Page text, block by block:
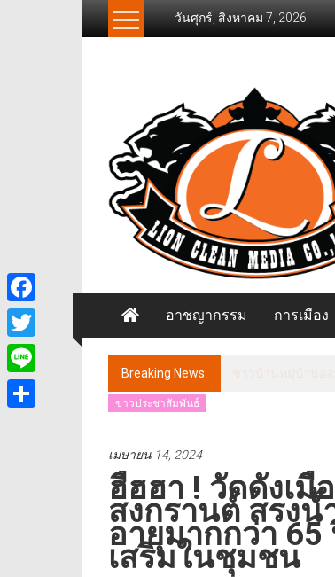
วันศุกร์, สิงหาคม 7, 2026
Freelancer
วส์
ฟรี
แลน
เซอร์
อาชญากรรม การเมือง
Breaking News:
ข่าวประชาสัมพันธ์
เมษายน 14, 2024
ฮืฮฮา ! วัดดังเมื
สงกรานต์ สรงน้
อายุมากกว่า 65
เสริมในชุมชน
Facebook
Twitter
Line